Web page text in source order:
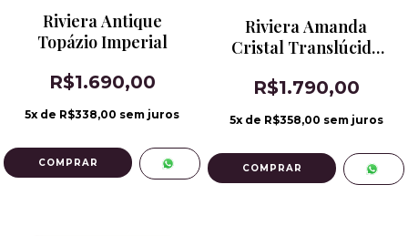
Riviera Antique
Topázio Imperial
R$1.690,00
5x de R$338,00 sem juros
Riviera Amanda
Cristal Translúcido
R$1.790,00
5x de R$358,00 sem juros